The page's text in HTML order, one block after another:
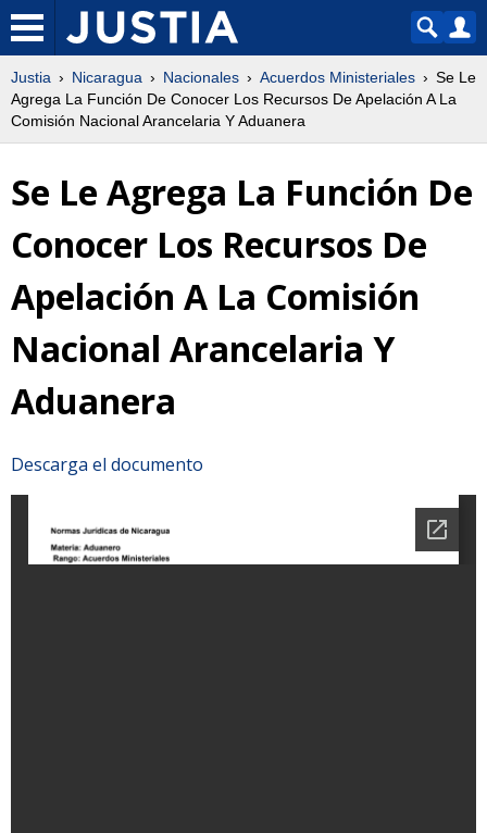
Justia Nicaragua Nacionales Acuerdos Ministeriales
Se Le
Agrega La Función De Conocer Los Recursos De Apelación A La
Comisión Nacional Arancelaria Y Aduanera
Se Le Agrega La Función De
Conocer Los Recursos De
Apelación A La Comisión
Nacional Arancelaria Y
Aduanera
Descarga el documento